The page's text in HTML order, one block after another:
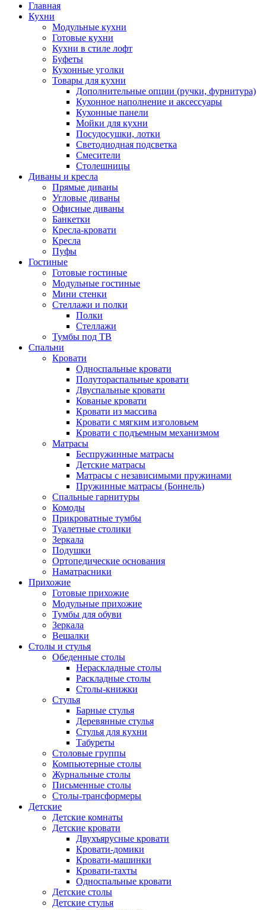
Главная
Кухни
Модульные кухни
Готовые кухни
Кухни в стиле лофт
Буфеты
Кухонные уголки
Товары для кухни
Дополнительные опции (ручки, фурнитура)
Кухонное наполнение и аксессуары
Кухонные панели
Мойки для кухни
Посудосушки, лотки
Светодиодная подсветка
Смесители
Столешницы
Диваны и кресла
Прямые диваны
Угловые диваны
Офисные диваны
Банкетки
Кресла-кровати
Кресла
Пуфы
Гостиные
Готовые гостиные
Модульные гостиные
Мини стенки
Стеллажи и полки
Полки
Стеллажи
Тумбы под ТВ
Спальни
Кровати
Односпальные кровати
Полутораспальные кровати
Двуспальные кровати
Кованые кровати
Кровати из массива
Кровати с мягким изголовьем
Кровати с подъемным механизмом
Матрасы
Беспружинные матрасы
Детские матрасы
Матрасы с независимыми пружинами
Пружинные матрасы (Боннель)
Спальные гарнитуры
Комоды
Прикроватные тумбы
Туалетные столики
Зеркала
Подушки
Ортопедические основания
Наматрасники
Прихожие
Готовые прихожие
Модульные прихожие
Тумбы для обуви
Зеркала
Вешалки
Столы и стулья
Обеденные столы
Нераскладные столы
Раскладные столы
Столы-книжки
Стулья
Барные стулья
Деревянные стулья
Стулья для кухни
Табуреты
Столовые группы
Компьютерные столы
Журнальные столы
Письменные столы
Столы-трансформеры
Детские
Детские комнаты
Детские кровати
Двухъярусные кровати
Кровати-домики
Кровати-машинки
Кровати-тахты
Односпальные кровати
Детские столы
Детские стулья